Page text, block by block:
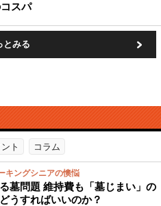
スパ
とみる
ト コラム
キングシニアの懊悩
墓問題 維持費も「墓じまい」の
うすればいいのか？